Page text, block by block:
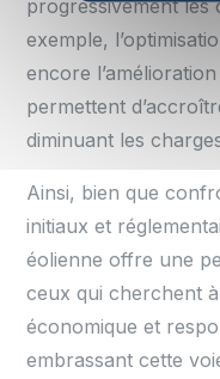
progressivement
exemple,
encore
permettent
diminuant les
Ainsi, bien que
initiaux et
éolienne offre une
ceux qui cherchent
économique et
embrassant cette